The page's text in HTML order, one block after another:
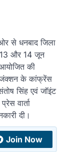
से धनबाद जिला
13 और 14 जून
की
जंक्शन के कांफ्रेंस
सिंह एवं जॉइंट
वार्ता
दी।
Join Now